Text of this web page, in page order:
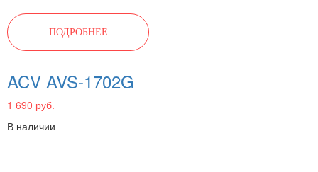
ПОДРОБНЕЕ
ACV AVS-1702G
1 690 руб.
В наличии